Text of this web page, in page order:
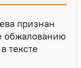
признан
обжалованию
тексте